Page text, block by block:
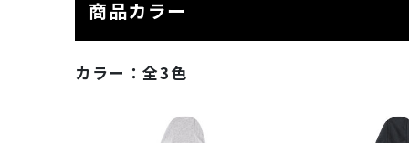
商品カラー
カラー：全3色